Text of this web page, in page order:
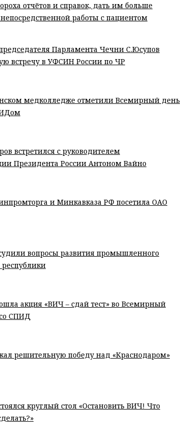
отчётов и справок, дать им больше
работы с пациентом
Парламента Чечни С.Юсупов
встречу в УФСИН России по ЧР
медколледже отметили Всемирный день
встретился с руководителем
Президента России Антоном Вайно
и Минкавказа РФ посетила ОАО
вопросы развития промышленного
республики
акция «ВИЧ – сдай тест» во Всемирный
СПИД
решительную победу над «Краснодаром»
круглый стол «Остановить ВИЧ! Что